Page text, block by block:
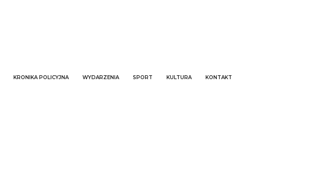
KRONIKA POLICYJNA WYDARZENIA SPORT KULTURA KONTAKT